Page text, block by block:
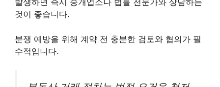
발생하면 즉시 중개업소나 법률 전문가와 상담하는
것이 좋습니다.
분쟁 예방을 위해 계약 전 충분한 검토와 협의가 필
수적입니다.